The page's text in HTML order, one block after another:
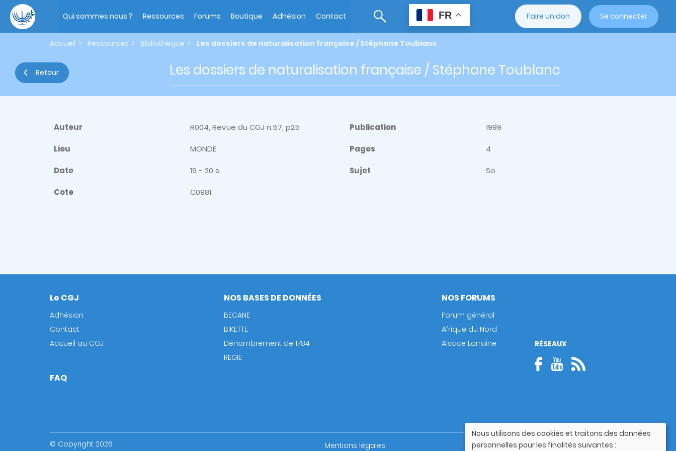
contenu
principal
navigation
Qui sommes nous ? Ressources Forums Boutique Adhésion Contact FR Faire un don Se connecter
Accueil Ressources Bibliothèque Les dossiers de naturalisation française / Stéphane Toublanc
Retour Les dossiers de naturalisation française / Stéphane Toublanc
Auteur R004, Revue du CGJ n.57, p25 Publication 1999
Lieu MONDE Pages 4
Date 19 - 20 s Sujet So
Cote C0981
Footer
Le CGJ
Adhésion
Contact
Accueil au CGJ
NOS BASES DE DONNÉES
BECANE
BIKETTE
Dénombrement de 1784
REGIE
NOS FORUMS
Forum général
Afrique du Nord
Alsace Lorraine
FAQ
RÉSEAUX
© Copyright 2026
bottom
Mentions légales Guide utilisateur
Utilisation
Nous utilisons des cookies et traitons des données
personnelles pour les finalités suivantes :